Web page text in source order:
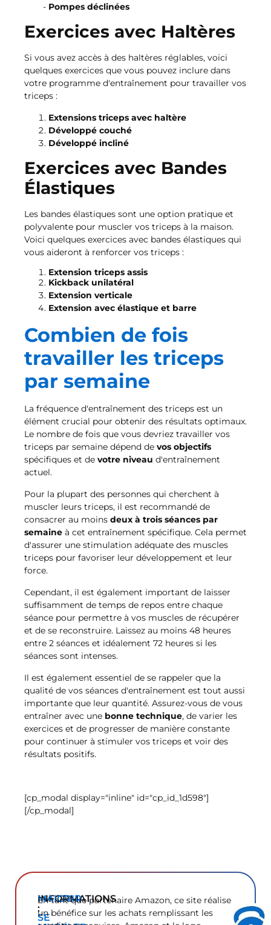
Pompes déclinées
Exercices avec Haltères
Si vous avez accès à des haltères réglables, voici
quelques exercices que vous pouvez inclure dans
votre programme d'entraînement pour travailler vos
triceps :
Extensions triceps avec haltère
Développé couché
Développé incliné
Exercices avec Bandes
Élastiques
Les bandes élastiques sont une option pratique et
polyvalente pour muscler vos triceps à la maison.
Voici quelques exercices avec bandes élastiques qui
vous aideront à renforcer vos triceps :
Extension triceps assis
Kickback unilatéral
Extension verticale
Extension avec élastique et barre
Combien de fois
travailler les triceps
par semaine
La fréquence d'entraînement des triceps est un
élément crucial pour obtenir des résultats optimaux.
Le nombre de fois que vous devriez travailler vos
triceps par semaine dépend de vos objectifs
spécifiques et de votre niveau d'entraînement
actuel.
Pour la plupart des personnes qui cherchent à
muscler leurs triceps, il est recommandé de
consacrer au moins deux à trois séances par
semaine à cet entraînement spécifique. Cela permet
d'assurer une stimulation adéquate des muscles
triceps pour favoriser leur développement et leur
force.
Cependant, il est également important de laisser
suffisamment de temps de repos entre chaque
séance pour permettre à vos muscles de récupérer
et de se reconstruire. Laissez au moins 48 heures
entre 2 séances et idéalement 72 heures si les
séances sont intenses.
Il est également essentiel de se rappeler que la
qualité de vos séances d'entraînement est tout aussi
importante que leur quantité. Assurez-vous de vous
entraîner avec une bonne technique, de varier les
exercices et de progresser de manière constante
pour continuer à stimuler vos triceps et voir des
résultats positifs.
[cp_modal display="inline" id="cp_id_1d598"]
[/cp_modal]
INFORMATIONS
:
MAIGRIR
SE
En tant que partenaire Amazon, ce site réalise
un bénéfice sur les achats remplissant les